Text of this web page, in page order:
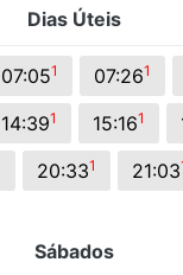
Dias Úteis
07:051 07:261
14:391 15:161
20:331 21:03
Sábados